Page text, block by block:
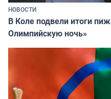
НОВОСТИ
В Коле подвели итоги
Олимпийскую ночь»